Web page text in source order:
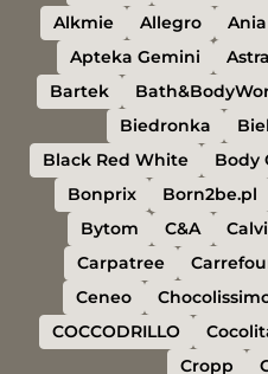
Alkmie
Allegro
Apteka Gemini
Bartek
Biedronka
Black Red White
Body
Bonprix
Born2be.pl
Bytom
C&A
Carpatree
Ceneo
COCCODRILLO
Cropp